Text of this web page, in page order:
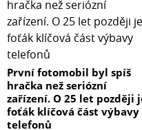
První fotomobil byl spíš
hračka než seriózní
zařízení. O 25 let později
foťák klíčová část výbavy
telefonů